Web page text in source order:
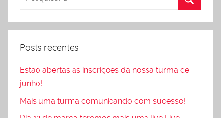
Posts recentes
Estão abertas as inscrições da nossa turma de
junho!
Mais uma turma comunicando com sucesso!